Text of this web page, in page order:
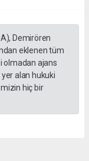
Demirören
eklenen tüm
olmadan ajans
alan hukuki
hiç bir